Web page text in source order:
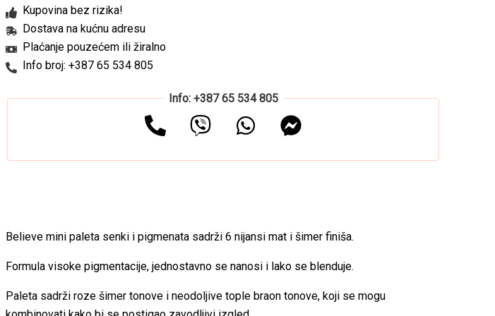
Kupovina bez rizika!
Dostava na kućnu adresu
Plaćanje pouzećem ili žiralno
Info broj: +387 65 534 805
Info: +387 65 534 805
Believe mini paleta senki i pigmenata sadrži 6 nijansi mat i šimer finiša.
Formula visoke pigmentacije, jednostavno se nanosi i lako se blenduje.
Paleta sadrži roze šimer tonove i neodoljive tople braon tonove, koji se mogu